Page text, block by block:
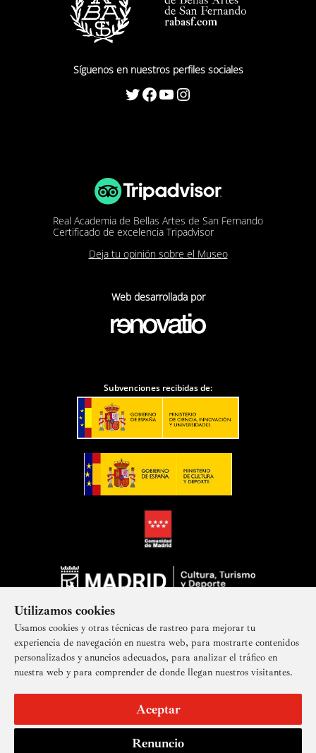
Utilizamos cookies
Usamos cookies y otras técnicas de rastreo para mejorar tu
experiencia de navegación en nuestra web, para mostrarte contenidos
personalizados y anuncios adecuados, para analizar el tráfico en
nuestra web y para comprender de donde llegan nuestros visitantes.
Aceptar
Renuncio
Síguenos en nuestros perfiles sociales
Twitter Facebook YouTube Instagram
Real Academia de Bellas Artes de San Fernando
Certificado de excelencia Tripadvisor
Deja tu opinión sobre el Museo
Web desarrollada por
Subvenciones recibidas de:
Suscríbete a nuestra newsletter
AccesibilidadDerechos de imagen